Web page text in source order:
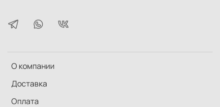
О компании
Доставка
Оплата